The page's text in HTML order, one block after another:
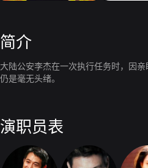
简介
大陆公安李杰在一次执行任务时，因
仍是毫无头绪。
演职员表